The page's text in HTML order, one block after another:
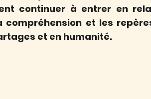
continuer à entrer en
et les
et en humanité.